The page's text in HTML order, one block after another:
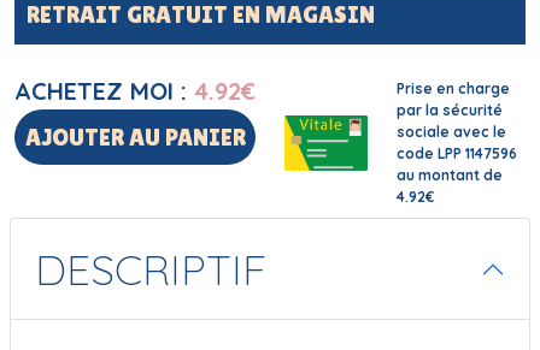
RETRAIT GRATUIT EN MAGASIN
ACHETEZ MOI : 4.92€
AJOUTER AU PANIER
Prise en charge
par la sécurité
sociale avec le
code LPP 1147596
au montant de
4.92€
DESCRIPTIF